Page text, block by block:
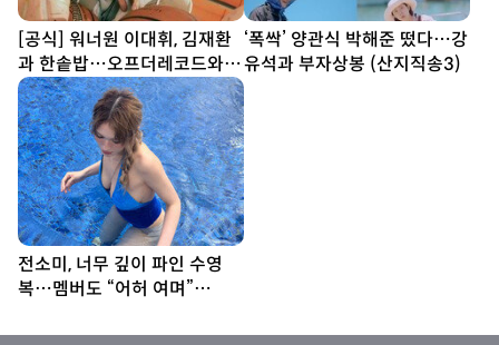
[공식] 워너원 이대휘, 김재환
과 한솥밥…오프더레코드와
전속계약
‘폭싹’ 양관식 박해준 떴다…강
유석과 부자상봉 (산지직송3)
전소미, 너무 깊이 파인 수영
복…멤버도 “어허 여며”